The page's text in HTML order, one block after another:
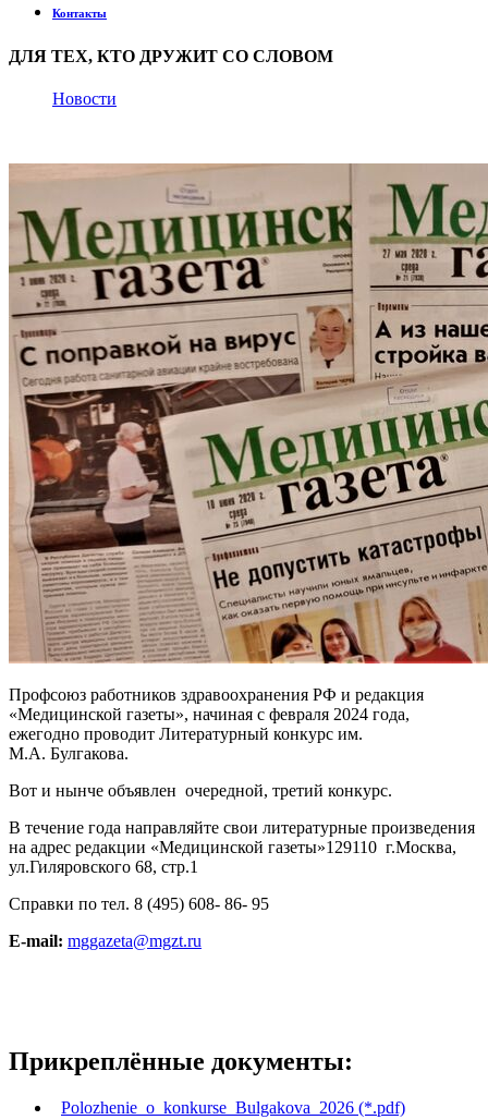
Контакты
ДЛЯ ТЕХ, КТО ДРУЖИТ СО СЛОВОМ
Новости
Профсоюз работников здравоохранения РФ и редакция
«Медицинской газеты», начиная с февраля 2024 года,
ежегодно проводит Литературный конкурс им.
М.А. Булгакова.
Вот и нынче объявлен очередной, третий конкурс.
В течение года направляйте свои литературные произведения
на адрес редакции «Медицинской газеты»129110 г.Москва,
ул.Гиляровского 68, стр.1
Справки по тел. 8 (495) 608- 86- 95
E-mail: mggazeta@mgzt.ru
Прикреплённые документы:
Polozhenie_o_konkurse_Bulgakova_2026 (*.pdf)